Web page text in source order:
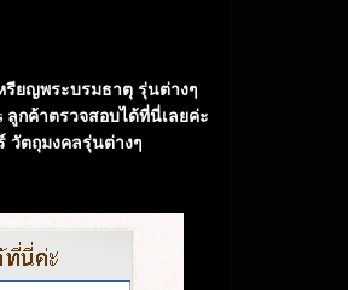
รียญพระบรมธาตุ รุ่นต่างๆ
ลูกค้าตรวจสอบได้ที่นี่เลยค่ะ
วัตถุมงคลรุ่นต่างๆ